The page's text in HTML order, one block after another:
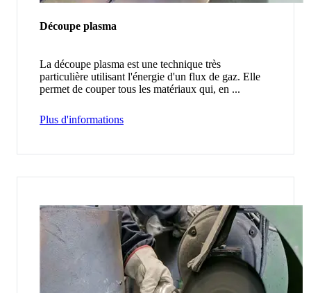
Découpe plasma
La découpe plasma est une technique très
particulière utilisant l'énergie d'un flux de gaz. Elle
permet de couper tous les matériaux qui, en ...
Plus d'informations